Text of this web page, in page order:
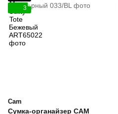
3
Cam
Сумка-органайзер CAM